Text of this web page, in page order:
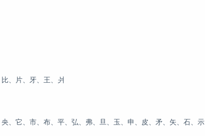
、片、牙、王、爿
、它、市、布、平、弘、弗、旦、玉、申、皮、矛、矢、石、示